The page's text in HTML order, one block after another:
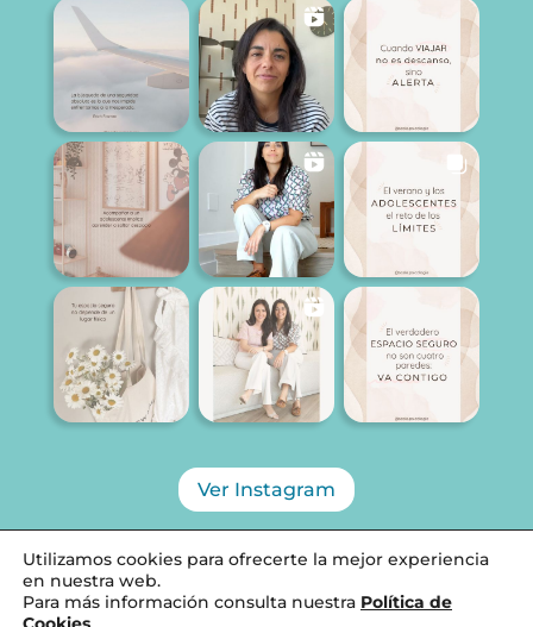
Ver Instagram
Diseñado por SCALA PSICOLOGÍA, 2026 ©
Utilizamos cookies para ofrecerte la mejor experiencia
en nuestra web.
Para más información consulta nuestra Política de